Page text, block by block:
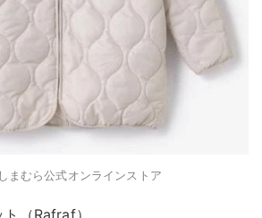
まむら公式オンラインストア